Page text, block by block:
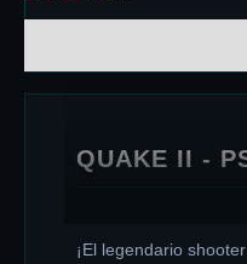
QUAKE II -
¡El legendario